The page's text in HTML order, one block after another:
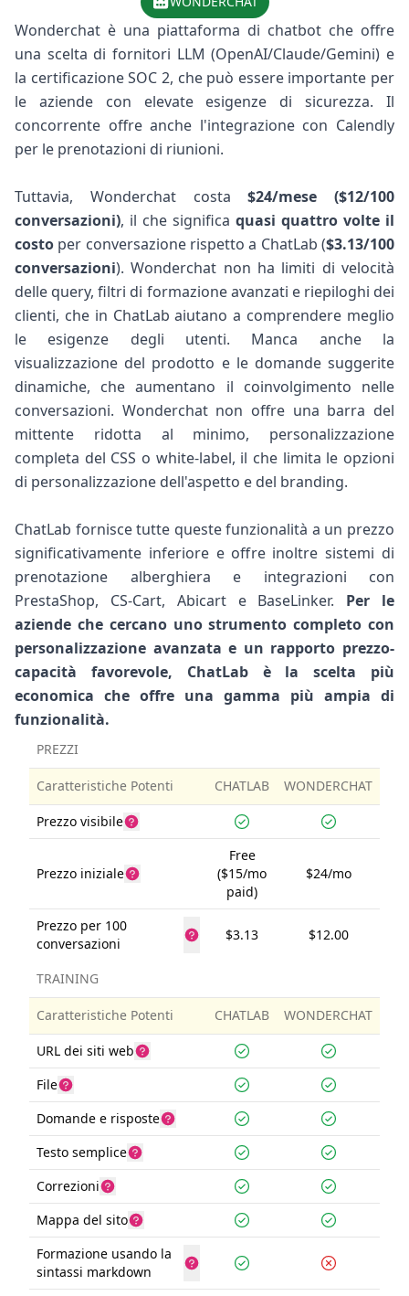
Wonderchat è una piattaforma di chatbot che offre
una scelta di fornitori LLM (OpenAI/Claude/Gemini) e
la certificazione SOC 2, che può essere importante per
le aziende con elevate esigenze di sicurezza. Il
concorrente offre anche l'integrazione con Calendly
per le prenotazioni di riunioni.
Tuttavia, Wonderchat costa$24/mese ($12/100
conversazioni), il che significa quasi quattro volte il
costo per conversazione rispetto a ChatLab ($3.13/100
conversazioni). Wonderchat non ha limiti di velocità
delle query, filtri di formazione avanzati e riepiloghi dei
clienti, che in ChatLab aiutano a comprendere meglio
le esigenze degli utenti. Manca anche la
visualizzazione del prodotto e le domande suggerite
dinamiche, che aumentano il coinvolgimento nelle
conversazioni. Wonderchat non offre una barra del
mittente ridotta al minimo, personalizzazione
completa del CSS o white-label, il che limita le opzioni
di personalizzazione dell'aspetto e del branding.
ChatLab fornisce tutte queste funzionalità a un prezzo
significativamente inferiore e offre inoltre sistemi di
prenotazione alberghiera e integrazioni con
PrestaShop, CS-Cart, Abicart e BaseLinker. Per le
aziende che cercano uno strumento completo con
personalizzazione avanzata e un rapporto prezzo-
capacità favorevole, ChatLab è la scelta più
economica che offre una gamma più ampia di
funzionalità.
PREZZI
Caratteristiche Potenti CHATLAB WONDERCHAT
Prezzo visibile
Prezzo iniziale
Free
($15/mo
paid)
$24/mo
Prezzo per 100
conversazioni
$3.13 $12.00
TRAINING
Caratteristiche Potenti CHATLAB WONDERCHAT
URL dei siti web
File
Domande e risposte
Testo semplice
Correzioni
Mappa del sito
Formazione usando la
sintassi markdown